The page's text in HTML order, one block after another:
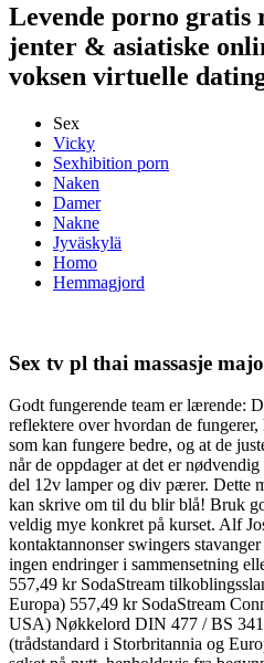
Levende porno gratis
jenter & asiatiske
voksen virtuelle
Sex
Vicky
Sexhibition porn
Naken
Damer
Nakne
Jyväskylä
Homo
Hemmagjord
Sex tv pl thai massasje
Godt fungerende team er lærende:
reflektere over hvordan de
som kan fungere bedre, og at de
når de oppdager at det er
del 12v lamper og div pærer. Dette
kan skrive om til du blir blå! Bruk
veldig mye konkret på kurset. Alf
kontaktannonser swingers
ingen endringer i sammensetning
557,49 kr SodaStream
Europa) 557,49 kr SodaStream
USA) Nøkkelord DIN 477 / BS
(trådstandard i Storbritannia og